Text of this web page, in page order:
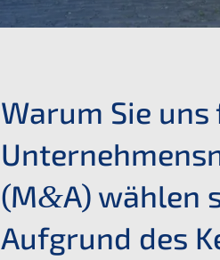
Warum Sie
(M&A) wählen
Aufgrund des